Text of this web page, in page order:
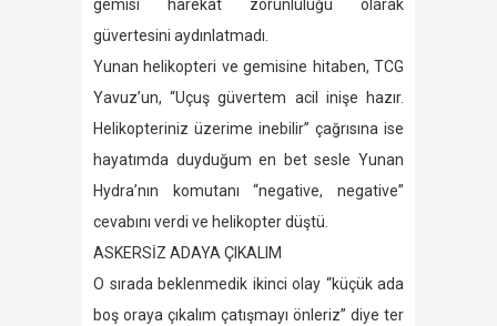
gemisi harekat zorunluluğu olarak
güvertesini aydınlatmadı.
Yunan helikopteri ve gemisine hitaben, TCG
Yavuz’un, “Uçuş güvertem acil inişe hazır.
Helikopteriniz üzerime inebilir” çağrısına ise
hayatımda duyduğum en bet sesle Yunan
Hydra’nın komutanı “negative, negative”
cevabını verdi ve helikopter düştü.
ASKERSİZ ADAYA ÇIKALIM
O sırada beklenmedik ikinci olay “küçük ada
boş oraya çıkalım çatışmayı önleriz” diye ter